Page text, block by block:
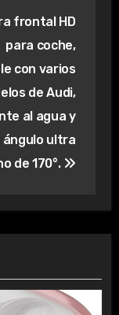
frontal HD
para coche,
con varios
de Audi,
al agua y
ángulo ultra
de 170°.